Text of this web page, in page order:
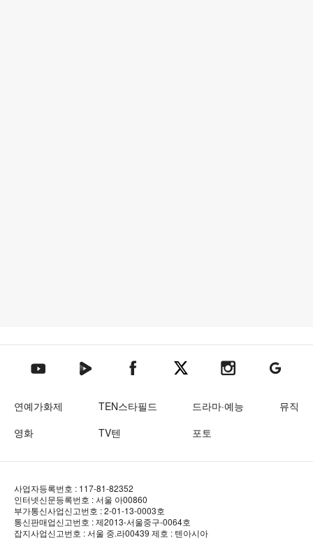
텐아시아 유튜브텐아시아 네이버TV텐아시아 페이스북텐아시아 엑스텐아시아 인스타그램
텐아시아
연예가화제 TEN스타필드 드라마·예능
뮤직
영화
TV텐 포토
사업자등록번호 : 117-81-82352
인터넷신문등록번호 : 서울 아00860
부가통신사업신고번호 : 2-01-13-0003호
통신판매업신고번호 : 제2013-서울중구-0064호
잡지사업신고번호 : 서울 중.라00439 제호 : 텐아시아